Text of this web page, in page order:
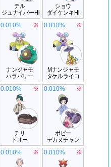
テル
ジュナイパーHi
ショウ
ダイケンキHi
ナンジャモ
ハラバリー
0.010% ※
Mナンジャモ
タケルライコ
0.010% ※
チリ
ドオー
0.010% ※
ポピー
デカヌチャン
0.010% ※
0.010% ※ 0.010% ※